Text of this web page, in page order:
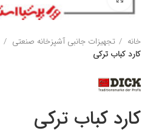
خانه تجهیزات جانبی آشپزخانه صنعتی
کارد کباب ترکی
کارد کباب ترکی